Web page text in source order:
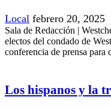
Local febrero 20, 2025
Sala de Redacción |
electos del condado de
conferencia de prensa para
Los hispanos y la